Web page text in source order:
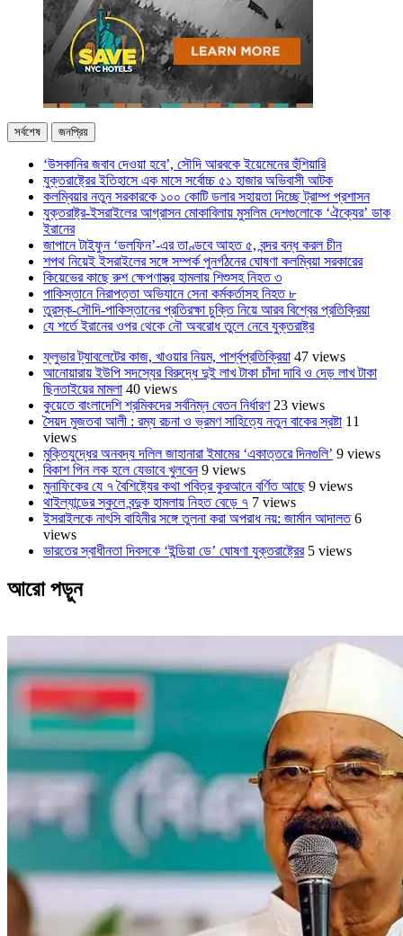
সর্বশেষ জনপ্রিয়
‘উসকানির জবাব দেওয়া হবে’, সৌদি আরবকে ইয়েমেনের হুঁশিয়ারি
যুক্তরাষ্ট্রের ইতিহাসে এক মাসে সর্বোচ্চ ৫১ হাজার অভিবাসী আটক
কলম্বিয়ার নতুন সরকারকে ১০০ কোটি ডলার সহায়তা দিচ্ছে ট্রাম্প প্রশাসন
যুক্তরাষ্ট্র-ইসরাইলের আগ্রাসন মোকাবিলায় মুসলিম দেশগুলোকে ‘ঐক্যের’ ডাক
ইরানের
জাপানে টাইফুন ‘ডলফিন’-এর তাণ্ডবে আহত ৫, বন্দর বন্ধ করল চীন
শপথ নিয়েই ইসরাইলের সঙ্গে সম্পর্ক পুনর্গঠনের ঘোষণা কলম্বিয়া সরকারের
কিয়েভের কাছে রুশ ক্ষেপণাস্ত্র হামলায় শিশুসহ নিহত ৩
পাকিস্তানে নিরাপত্তা অভিযানে সেনা কর্মকর্তাসহ নিহত ৮
তুরস্ক-সৌদি-পাকিস্তানের প্রতিরক্ষা চুক্তি নিয়ে আরব বিশ্বের প্রতিক্রিয়া
যে শর্তে ইরানের ওপর থেকে নৌ অবরোধ তুলে নেবে যুক্তরাষ্ট্র
ফ্লুভার ট্যাবলেটের কাজ, খাওয়ার নিয়ম, পার্শ্বপ্রতিক্রিয়া 47 views
আনোয়ারায় ইউপি সদস্যের বিরুদ্ধে দুই লাখ টাকা চাঁদা দাবি ও দেড় লাখ টাকা
ছিনতাইয়ের মামলা 40 views
কুয়েতে বাংলাদেশি শ্রমিকদের সর্বনিম্ন বেতন নির্ধারণ 23 views
সৈয়দ মুজতবা আলী : রম্য রচনা ও ভ্রমণ সাহিত্যে নতুন বাকের স্রষ্টা 11
views
মুক্তিযুদ্ধের অনবদ্য দলিল জাহানারা ইমামের ‘একাত্তরে দিনগুলি’ 9 views
বিকাশ পিন লক হলে যেভাবে খুলবেন 9 views
মুনাফিকের যে ৭ বৈশিষ্ট্যের কথা পবিত্র কুরআনে বর্ণিত আছে 9 views
থাইল্যান্ডের স্কুলে বন্দুক হামলায় নিহত বেড়ে ৭ 7 views
ইসরাইলকে নাৎসি বাহিনীর সঙ্গে তুলনা করা অপরাধ নয়: জার্মান আদালত 6
views
ভারতের স্বাধীনতা দিবসকে ‘ইন্ডিয়া ডে’ ঘোষণা যুক্তরাষ্ট্রের 5 views
আরো পড়ুন